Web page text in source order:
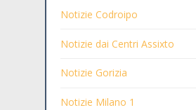
Notizie Codroipo
Notizie dai Centri Assixto
Notizie Gorizia
Notizie Milano 1